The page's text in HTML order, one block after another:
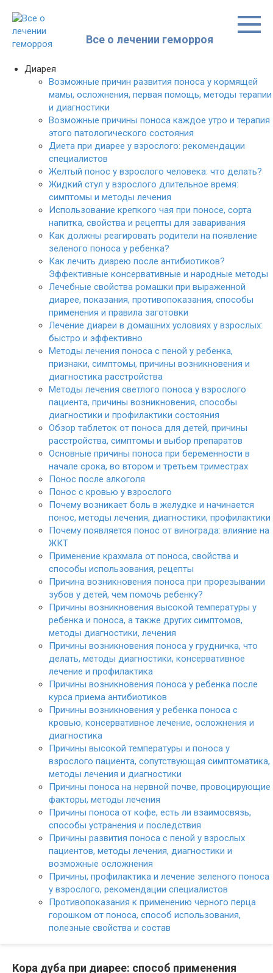
контенту
Все о лечении геморроя
Диарея
Возможные причин развития поноса у кормящей
мамы, осложнения, первая помощь, методы терапии
и диагностики
Возможные причины поноса каждое утро и терапия
этого патологического состояния
Диета при диарее у взрослого: рекомендации
специалистов
Желтый понос у взрослого человека: что делать?
Жидкий стул у взрослого длительное время:
симптомы и методы лечения
Использование крепкого чая при поносе, сорта
напитка, свойства и рецепты для заваривания
Как должны реагировать родители на появление
зеленого поноса у ребенка?
Как лечить диарею после антибиотиков?
Эффективные консервативные и народные методы
Лечебные свойства ромашки при выраженной
диарее, показания, противопоказания, способы
применения и правила заготовки
Лечение диареи в домашних условиях у взрослых:
быстро и эффективно
Методы лечения поноса с пеной у ребенка,
признаки, симптомы, причины возникновения и
диагностика расстройства
Методы лечения светлого поноса у взрослого
пациента, причины возникновения, способы
диагностики и профилактики состояния
Обзор таблеток от поноса для детей, причины
расстройства, симптомы и выбор препаратов
Основные причины поноса при беременности в
начале срока, во втором и третьем триместрах
Понос после алкоголя
Понос с кровью у взрослого
Почему возникает боль в желудке и начинается
понос, методы лечения, диагностики, профилактики
Почему появляется понос от винограда: влияние на
ЖКТ
Применение крахмала от поноса, свойства и
способы использования, рецепты
Причина возникновения поноса при прорезывании
зубов у детей, чем помочь ребенку?
Причины возникновения высокой температуры у
ребенка и поноса, а также других симптомов,
методы диагностики, лечения
Причины возникновения поноса у грудничка, что
делать, методы диагностики, консервативное
лечение и профилактика
Причины возникновения поноса у ребенка после
курса приема антибиотиков
Причины возникновения у ребенка поноса с
кровью, консервативное лечение, осложнения и
диагностика
Причины высокой температуры и поноса у
взрослого пациента, сопутствующая симптоматика,
методы лечения и диагностики
Причины поноса на нервной почве, провоцирующие
факторы, методы лечения
Причины поноса от кофе, есть ли взаимосвязь,
способы устранения и последствия
Причины развития поноса с пеной у взрослых
пациентов, методы лечения, диагностики и
возможные осложнения
Причины, профилактика и лечение зеленого поноса
у взрослого, рекомендации специалистов
Противопоказания к применению черного перца
горошком от поноса, способ использования,
полезные свойства и состав
Кора дуба при диарее: способ применения